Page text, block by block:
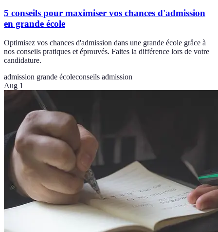
5 conseils pour maximiser vos chances d'admission
en grande école
Optimisez vos chances d'admission dans une grande école grâce à
nos conseils pratiques et éprouvés. Faites la différence lors de votre
candidature.
admission grande écoleconseils admission
Aug 1